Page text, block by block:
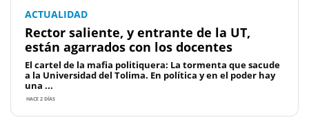
ACTUALIDAD
Rector saliente, y entrante de la UT,
están agarrados con los docentes
El cartel de la mafia politiquera: La tormenta que sacude
a la Universidad del Tolima. En política y en el poder hay
una ...
HACE 2 DÍAS